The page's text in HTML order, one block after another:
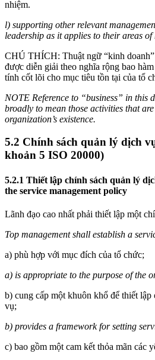
nhiệm.
l) supporting other relevant
leadership as it applies to their areas of
CHÚ THÍCH: Thuật ngữ “kinh
được diễn giải theo nghĩa rộng bao
tính cốt lõi cho mục tiêu tồn tại của tổ
NOTE Reference to “business” in this
broadly to mean those activities that
organization’s existence.
5.2 Chính sách quản lý dịch
khoản 5 ISO 20000)
5.2.1 Thiết lập chính sách quản lý
the service management policy
Lãnh đạo cao nhất phải thiết lập một
Top management shall establish a
a) phù hợp với mục đích của tổ chức;
a) is appropriate to the purpose of the
b) cung cấp một khuôn khổ để thiết lập
vụ;
b) provides a framework for setting
c) bao gồm một cam kết thỏa mãn các